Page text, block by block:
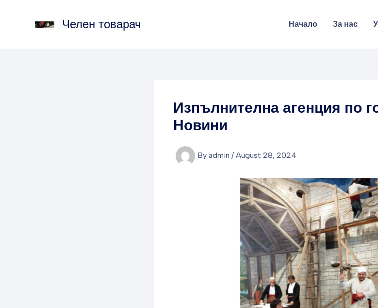
Челен товарач Начало За нас
Изпълнителна агенция по
Новини
By admin / August 28, 2024